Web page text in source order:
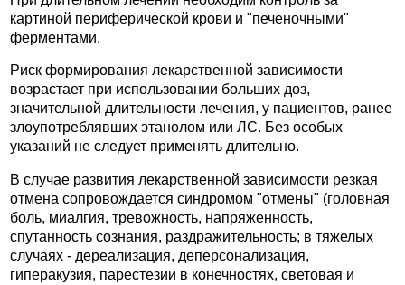
картиной периферической крови и "печеночными"
ферментами.
Риск формирования лекарственной зависимости
возрастает при использовании больших доз,
значительной длительности лечения, у пациентов, ранее
злоупотреблявших этанолом или ЛС. Без особых
указаний не следует применять длительно.
В случае развития лекарственной зависимости резкая
отмена сопровождается синдромом "отмены" (головная
боль, миалгия, тревожность, напряженность,
спутанность сознания, раздражительность; в тяжелых
случаях - дереализация, деперсонализация,
гиперакузия, парестезии в конечностях, световая и